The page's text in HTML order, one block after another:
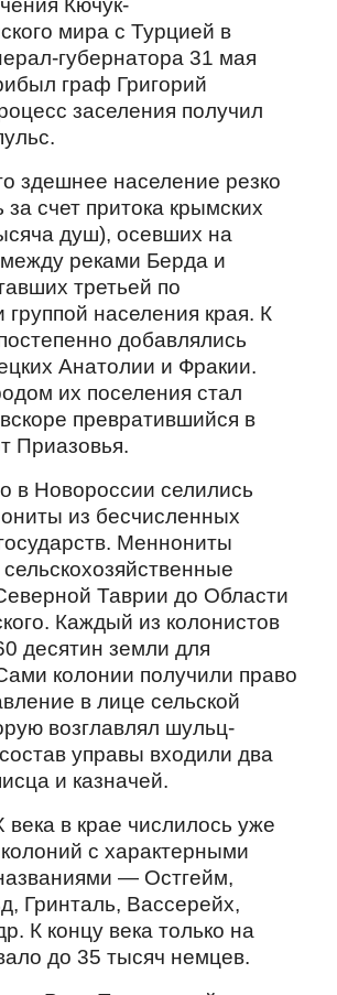
мира с Турцией в
губернатора 31 мая
граф Григорий
заселения получил
здешнее население резко
за счет притока крымских
душ), осевших на
реками Берда и
третьей по
группой населения края. К
добавлялись
Анатолии и Фракии.
их поселения стал
превратившийся в
Приазовья.
в Новороссии селились
из бесчисленных
Меннониты
Таврии до Области
Каждый из колонистов
десятин земли для
колонии получили право
в лице сельской
возглавлял шульц-
управы входили два
и казначей.
века в крае числилось уже
с характерными
— Остгейм,
Гринталь, Вассерейх,
К концу века только на
до 35 тысяч немцев.